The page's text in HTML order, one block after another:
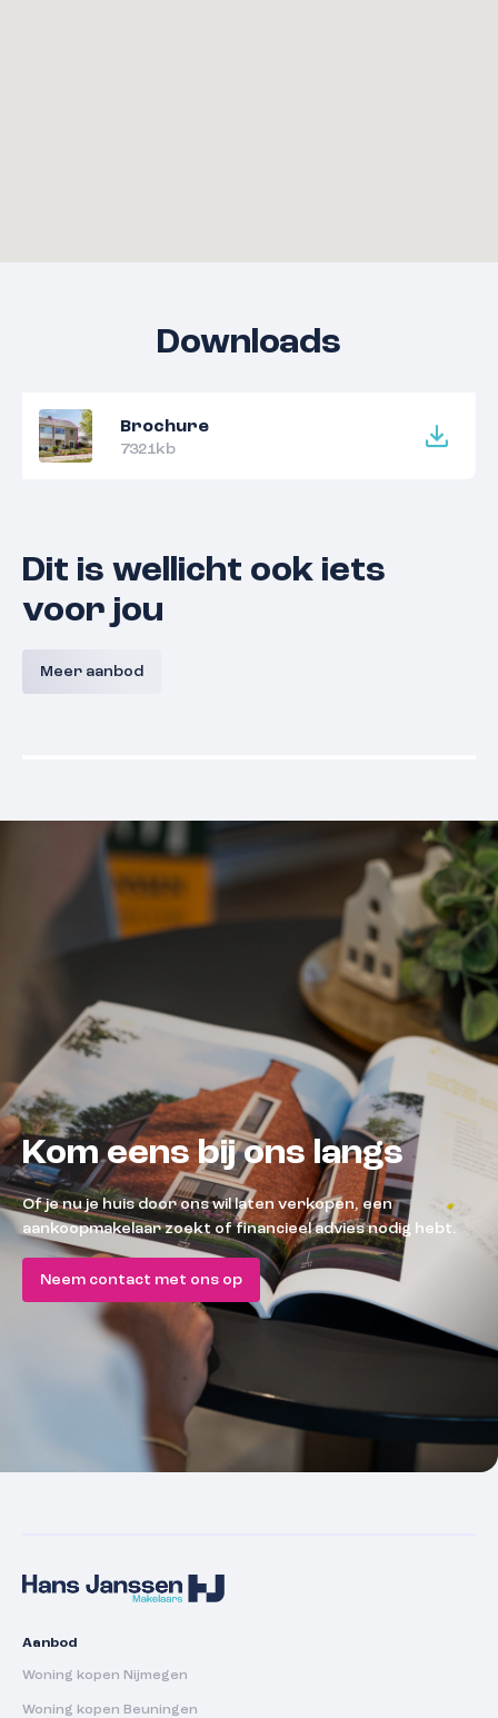
Downloads
Brochure
7321kb
Dit is wellicht ook iets
voor jou
Meer aanbod
Kom eens bij ons langs
Of je nu je huis door ons wil laten verkopen, een
aankoopmakelaar zoekt of financieel advies nodig hebt.
Neem contact met ons op
Aanbod
Woning kopen Nijmegen
Woning kopen Beuningen